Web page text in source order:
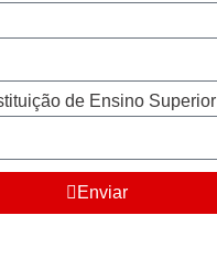
de Ensino Superior
Enviar